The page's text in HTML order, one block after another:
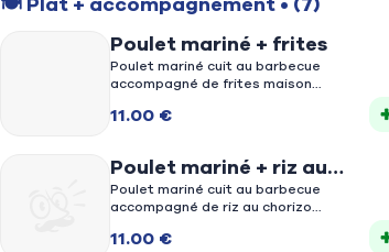
🍽️ Plat + accompagnement (6)
Poulet mariné + frites
Poulet mariné cuit au barbecue
accompagné de frites maison
11.00 €
Poulet mariné + riz au
chorizo
Poulet mariné cuit au barbecue
accompagné de riz au chorizo
11.00 €